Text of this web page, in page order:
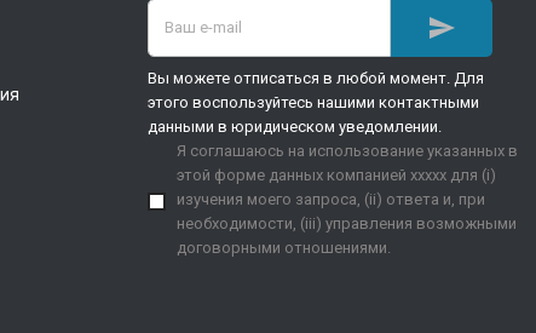

Вы можете отписаться в любой момент. Для
этого воспользуйтесь нашими контактными
данными в юридическом уведомлении.
Я соглашаюсь на использование указанных в
этой форме данных компанией xxxxx для (i)
изучения моего запроса, (ii) ответа и, при
необходимости, (iii) управления возможными
договорными отношениями.